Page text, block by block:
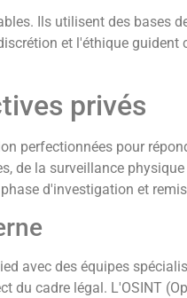
Ils utilisent des bases
et l'éthique guident
privés
perfectionnées pour
de la surveillance
d'investigation et
avec des équipes
du cadre légal. L'OSINT